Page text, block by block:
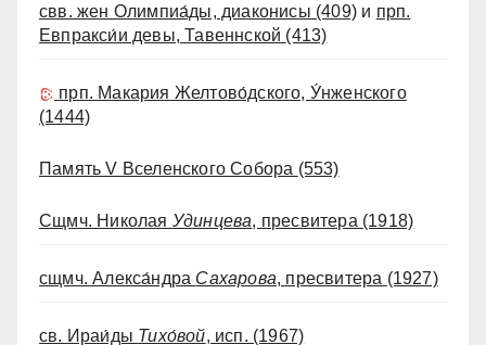
свв. жен Олимпиа́ды, диаконисы (409) и прп.
Евпракси́и девы, Тавеннской (413)
прп. Макария Желтово́дского, У́нженского
(1444)
Память V Вселенского Собора (553)
Сщмч. Николая Удинцева, пресвитера (1918)
сщмч. Алекса́ндра Сахарова, пресвитера (1927)
св. Ираи́ды Тихо́вой, исп. (1967)